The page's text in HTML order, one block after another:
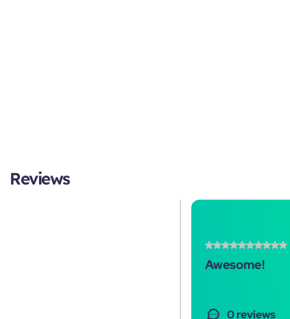
Reviews
Awesome!
0 reviews